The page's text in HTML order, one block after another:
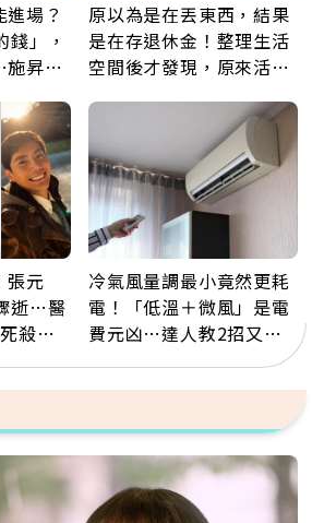
場？
」，
施昇
原以為是在丟東西，結果
是在存退休金！整理生活
空間後才發現，原來活得
張元
逝…醫
殺
冷氣風量調最小竟然更耗
電！「低溫＋微風」是電
費元凶…達人教2招又涼